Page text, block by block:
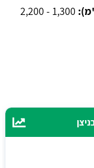
1,300 - 2,200